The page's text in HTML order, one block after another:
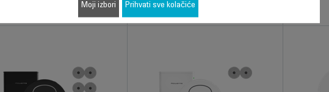
Moji izbori Prihvati sve kolačiće